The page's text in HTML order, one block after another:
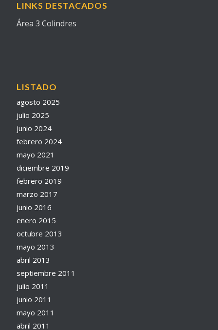
LINKS DESTACADOS
Área 3 Colindres
LISTADO
agosto 2025
julio 2025
junio 2024
febrero 2024
mayo 2021
diciembre 2019
febrero 2019
marzo 2017
junio 2016
enero 2015
octubre 2013
mayo 2013
abril 2013
septiembre 2011
julio 2011
junio 2011
mayo 2011
abril 2011